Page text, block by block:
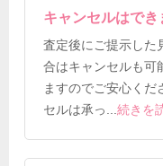
キャンセルはでき
査定後にご提示した
合はキャンセルも可
ますのでご安心くだ
セルは承っ
...続きを